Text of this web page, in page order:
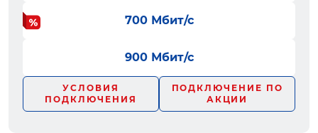
700 Мбит/с
900 Мбит/с
УСЛОВИЯ
ПОДКЛЮЧЕНИЯ
ПОДКЛЮЧЕНИЕ ПО
АКЦИИ